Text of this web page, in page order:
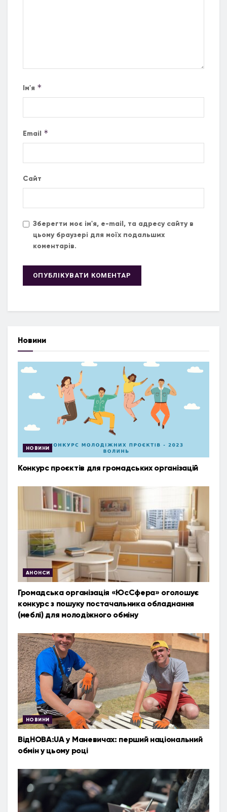
Ім'я *
Email *
Сайт
Зберегти моє ім'я, e-mail, та адресу сайту в
цьому браузері для моїх подальших
коментарів.
Новини
НОВИНИ
Конкурс проєктів для громадських організацій
АНОНСИ
Громадська організація «ЮсСфера» оголошує
конкурс з пошуку постачальника обладнання
(меблі) для молодіжного обміну
НОВИНИ
ВідНОВА:UA у Маневичах: перший національний
обмін у цьому році